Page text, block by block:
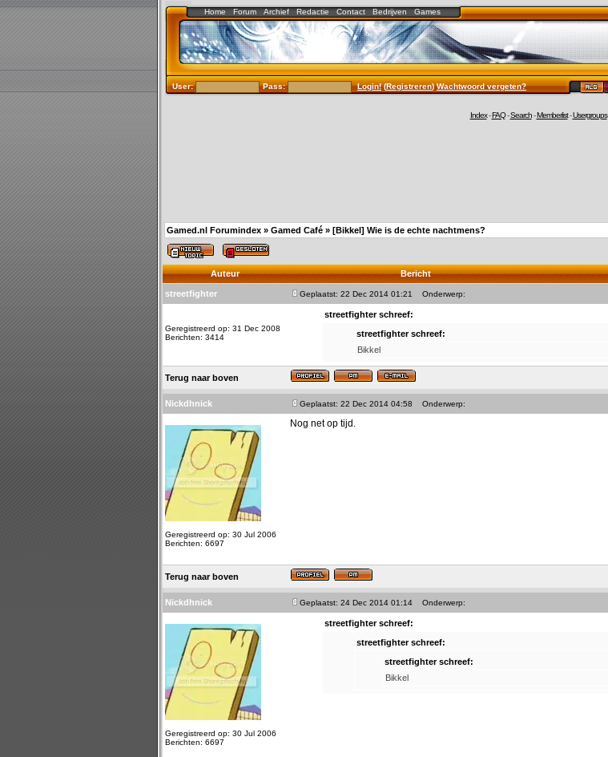
Home Forum Archief Redactie Contact Bedrijven Games
User: Pass: Login!(Registreren)Wachtwoord vergeten?
Index-FAQ-Search-Memberlist-Usergroups
Gamed.nl Forumindex » Gamed Café » [Bikkel] Wie is de echte nachtmens?
Auteur Bericht
streetfighter Geplaatst: 22 Dec 2014 01:21 Onderwerp:
Geregistreerd op: 31 Dec 2008
Berichten: 3414
streetfighter schreef:
streetfighter schreef:
Bikkel
Terug naar boven
Nickdhnick Geplaatst: 22 Dec 2014 04:58 Onderwerp:
Geregistreerd op: 30 Jul 2006
Berichten: 6697
Nog net op tijd.
Terug naar boven
Nickdhnick Geplaatst: 24 Dec 2014 01:14 Onderwerp:
Geregistreerd op: 30 Jul 2006
Berichten: 6697
streetfighter schreef:
streetfighter schreef:
streetfighter schreef:
Bikkel